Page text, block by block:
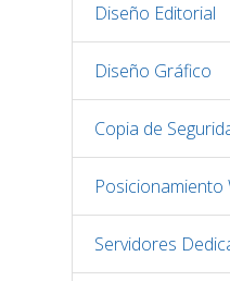
Diseño Editorial
Diseño Gráfico
Copia de
Posicionamiento
Servidores